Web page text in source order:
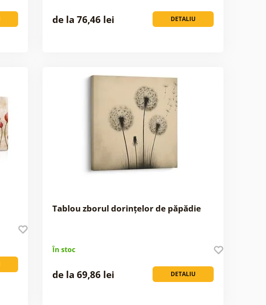
DETALIU
de la 76,46 lei
Tablou zborul dorințelor de păpădie
În stoc
DETALIU
de la 69,86 lei